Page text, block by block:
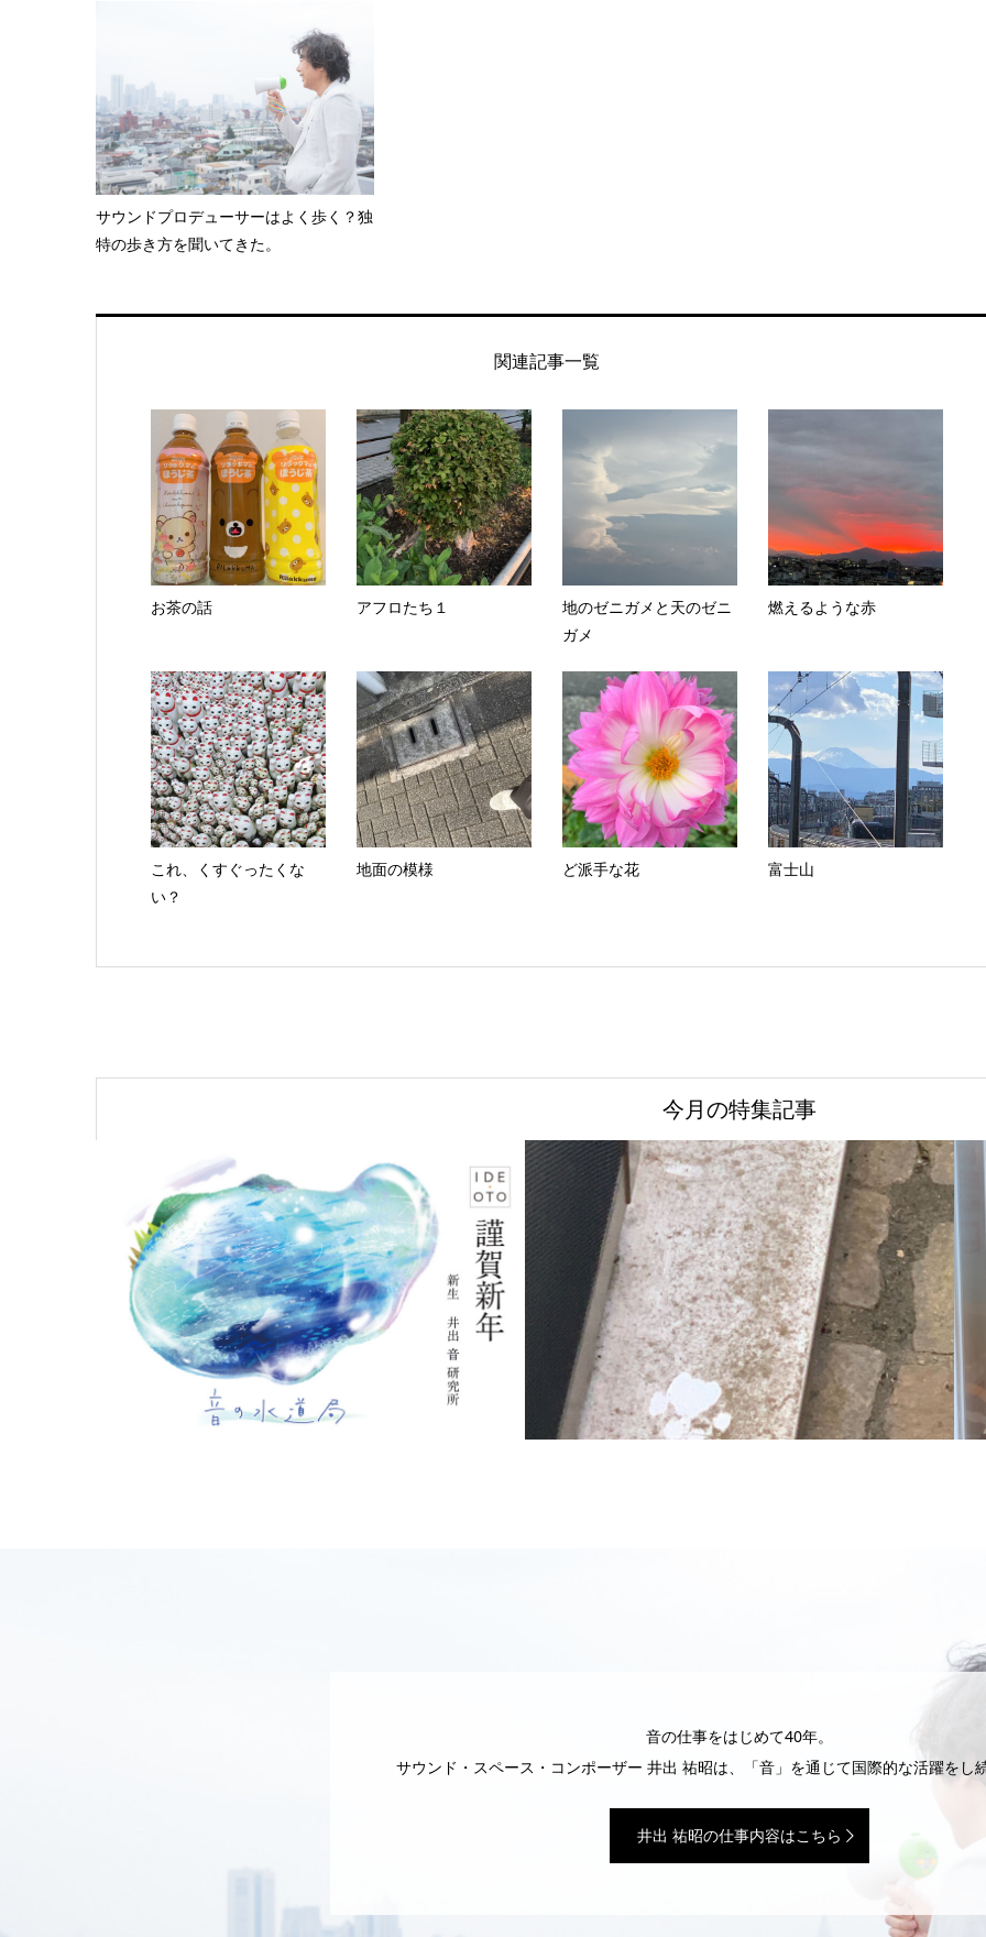
サウンドプロデューサーはよく歩く？独
特の歩き方を聞いてきた。
関連記事一覧
お茶の話 アフロたち１
地のゼニガメと天のゼニ
ガメ
燃えるような赤
これ、くすぐったくな
い？
地面の模様 ど派手な花 富士山
今月の特集記事
音の仕事をはじめて40年。
サウンド・スペース・コンポーザー 井出 祐昭は、「音」を通じて国際的な活躍をし
井出 祐昭の仕事内容はこちら